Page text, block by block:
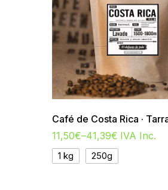
Café de Costa Rica ·
11,50€–41,39€ IVA Inc.
1 kg 250g